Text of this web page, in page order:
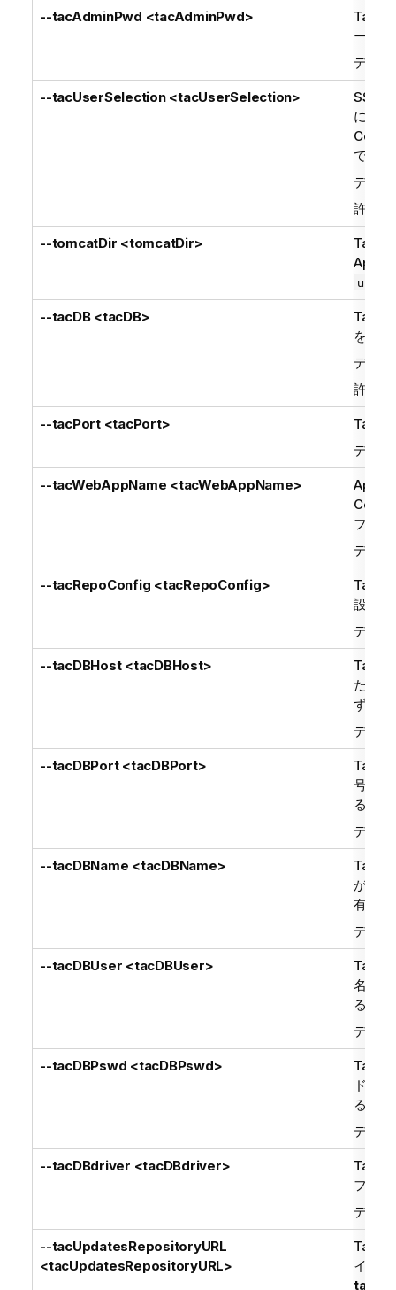
--tacAdminPwd <tacAdminPwd>
ード。
デフ
--tacUserSelection <tacUserSelection>
SSO
に設
Center
では
デフ
許可
--tomcatDir <tomcatDir>
use
--tacDB <tacDB>
を必
デフ
許可
--tacPort <tacPort>
デフ
--tacWebAppName <tacWebAppName>
Center
フォ
デフ
--tacRepoConfig <tacRepoConfig>
設定
デフ
--tacDBHost <tacDBHost>
たはIP
ずれ
デフ
--tacDBPort <tacDBPort>
号。
る場
デフ
--tacDBName <tacDBName>
が
有効で
デフ
--tacDBUser <tacDBUser>
名。
る場
デフ
--tacDBPswd <tacDBPswd>
ド。
る場
デフ
--tacDBdriver <tacDBdriver>
ファ
デフ
--tacUpdatesRepositoryURL
<tacUpdatesRepositoryURL>
イト -